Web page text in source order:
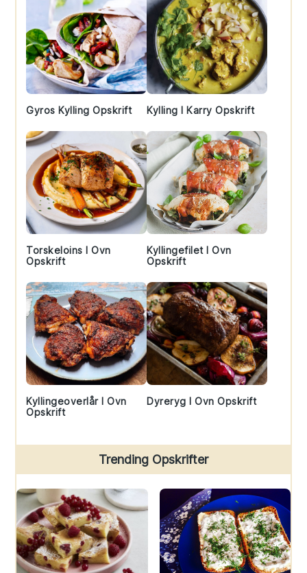
Gyros Kylling Opskrift Kylling I Karry Opskrift
Torskeloins I Ovn
Opskrift
Kyllingefilet I Ovn
Opskrift
Kyllingeoverlår I Ovn
Opskrift
Dyreryg I Ovn Opskrift
Trending Opskrifter